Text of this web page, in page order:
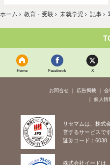
ホーム › 教育・受験 › 未就学児 › 記事 ›
Home Facebook X
お問合せ 広告掲載 会
個人情
リセマムは、株式
営するサービスです
証券コード：6038
株式会社イードは